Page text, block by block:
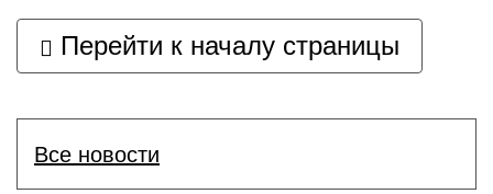
Перейти к началу страницы
Все новости